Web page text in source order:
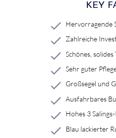
KEY
Hervorragende
Zahlreiche
Schönes,
Sehr guter
Großsegel und
Ausfahrbares
Hohes 3 Salings-
Blau lackierter